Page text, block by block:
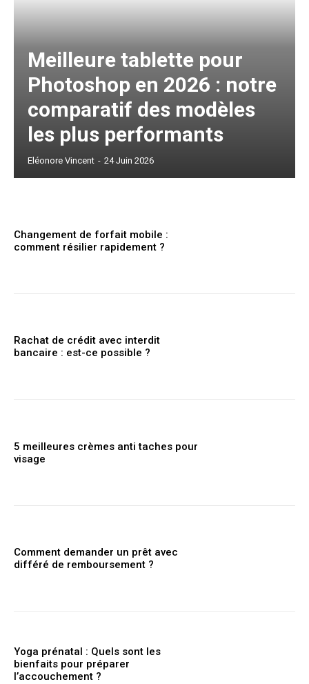
Meilleure tablette pour
Photoshop en 2026 : notre
comparatif des modèles
les plus performants
Eléonore Vincent - 24 Juin 2026
Changement de forfait mobile :
comment résilier rapidement ?
Rachat de crédit avec interdit
bancaire​ : est-ce possible ?
5 meilleures crèmes anti taches pour
visage
Comment demander un prêt avec
différé de remboursement ?
Yoga prénatal : Quels sont les
bienfaits pour préparer
l’accouchement ?